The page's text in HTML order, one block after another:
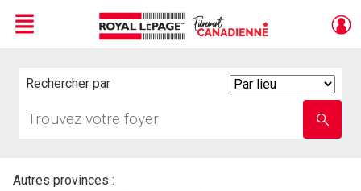
Menu
Rechercher par
votre
nom
Autres provinces :